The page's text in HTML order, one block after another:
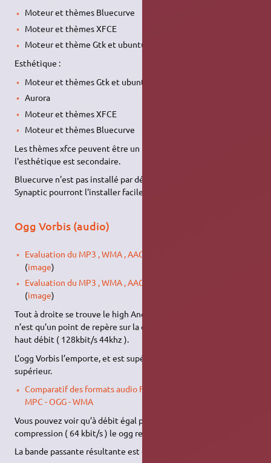
Moteur et thèmes Bluecurve
Moteur et thèmes XFCE
Moteur et thème Gtk et ubuntu par défaut
Esthétique :
Moteur et thèmes Gtk et ubuntu par défaut
Aurora
Moteur et thèmes XFCE
Moteur et thèmes Bluecurve
Les thèmes xfce peuvent être un bon compromis là ou
l'esthétique est secondaire.
Bluecurve n'est pas installé par défaut. Les possesseurs de
Synaptic pourront l'installer facilement.
Ogg Vorbis (audio)
Evaluation du MP3 , WMA , AAC , OGG -> débit 80 kbps
(image)
Evaluation du MP3 , WMA , AAC , OGG -> débit 96 kbps
(image)
Tout à droite se trouve le high Anchor ( référent haut ), qui
n’est qu’un point de repère sur la qualité mp3 obtenu a plus
haut débit ( 128kbit/s 44khz ).
L’ogg Vorbis l’emporte, et est supérieur au mp3 à débit
supérieur.
Comparatif des formats audio FLAC - APE - MP3 - MP3PRO -
MPC - OGG - WMA
Vous pouvez voir qu’à débit égal pour une assez forte
compression ( 64 kbit/s ) le ogg rend 2 fois plus de « son ».
La bande passante résultante est deux fois plus importante.